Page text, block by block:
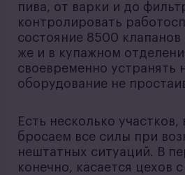
пива, от варки и до
контролировать
состояние 8500 клапанов
же и в купажном
своевременно устранять
оборудование не
Есть несколько
бросаем все силы при
нештатных ситуаций. В
конечно, касается цехов